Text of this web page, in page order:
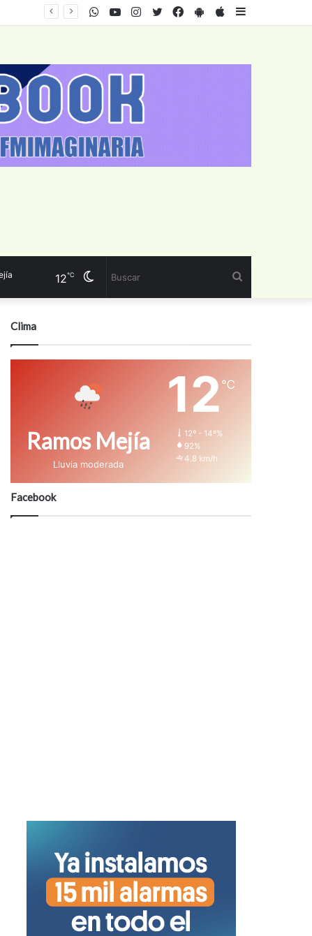
AppStore
PlayStore
Facebook
Twitter
Instagram
Youtube
WhatsApp
Cambiar
12℃
Clima
Ramos Mejía
Lluvia moderada
12 ℃
12º - 14º%
92%
4.8 km/h
Facebook